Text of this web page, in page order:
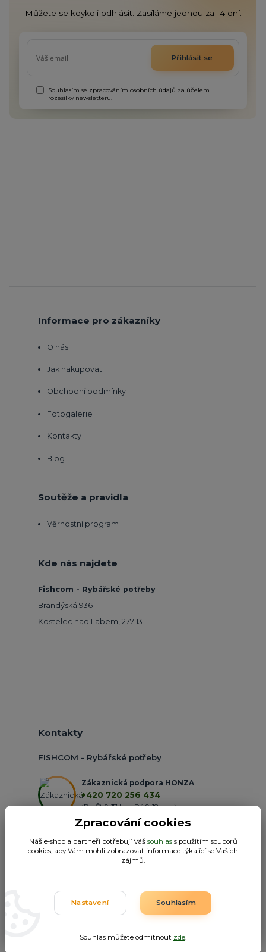
Můžete se kdykoli odhlásit. Zasíláme jednou za 14 dní.
Přihlásit se
Souhlasím se zpracováním osobních údajů za účelem
rozesílky newsletteru.
Informace pro zákazníky
O nás
Jak nakupovat
Obchodní podmínky
Fotogalerie
Kontakty
Blog
Soutěže a pravidla
Věrnostní program
Kde nás najdete
Fishcom - Rybářské potřeby
Brandýská 936
Kostelec nad Labem, 277 13
Kontakty
FISHCOM - Rybářské potřeby
Zákaznická podpora HONZA
+420 720 256 434
(Po-Čt 9-17 hod.,Pá 9-18 hod.)
Eshop-rychle.cz
Zpracování cookies
Náš e-shop a partneři potřebují Váš souhlass použitím souborů
cookies, aby Vám mohli zobrazovat informace týkající se Vašich
zájmů.
Nastavení Souhlasím
Souhlas můžete odmítnout zde.